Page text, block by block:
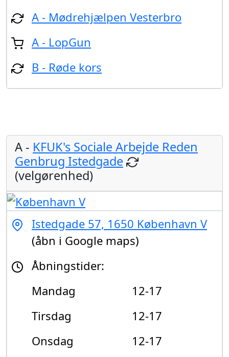
A - Mødrehjælpen Vesterbro
A - LopGun
B - Røde kors
A - KFUK's Sociale Arbejde Reden
Genbrug Istedgade
(velgørenhed)
Istedgade 57, 1650 København V
(åbn i Google maps)
Åbningstider:
Mandag
12-17
Tirsdag
12-17
Onsdag
12-17